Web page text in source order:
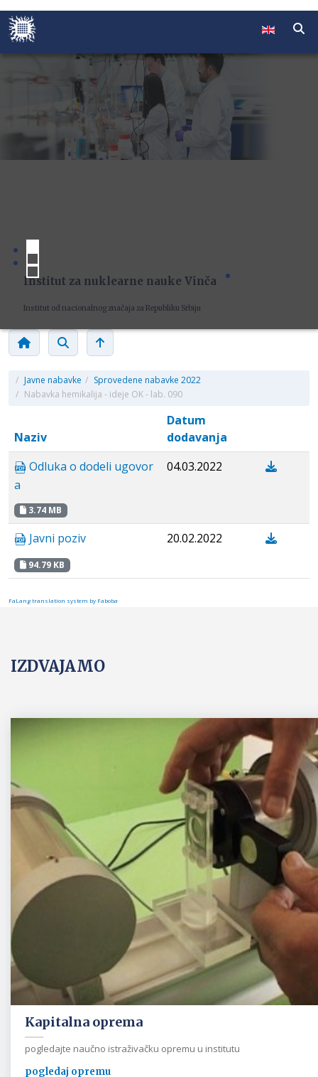
Institut za nuklearne nauke Vinča
Institut od nacionalnog značaja za Republiku Srbiju
/ Javne nabavke / Sprovedene nabavke 2022
/ Nabavka hemikalija - ideje OK - lab. 090
Naziv
Datum
dodavanja
Odluka o dodeli ugovor
a
3.74 MB
04.03.2022
Javni poziv
94.79 KB
20.02.2022
FaLang translation system by Faboba
IZDVAJAMO
Kapitalna oprema
pogledajte naučno istraživačku opremu u institutu
pogledaj opremu